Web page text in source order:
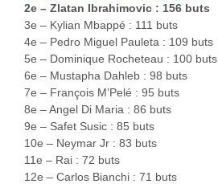
2e – Zlatan Ibrahimovic : 156 buts
3e – Kylian Mbappé : 111 buts
4e – Pedro Miguel Pauleta : 109 buts
5e – Dominique Rocheteau : 100 buts
6e – Mustapha Dahleb : 98 buts
7e – François M’Pelé : 95 buts
8e – Angel Di Maria : 86 buts
9e – Safet Susic : 85 buts
10e – Neymar Jr : 83 buts
11e – Rai : 72 buts
12e – Carlos Bianchi : 71 buts